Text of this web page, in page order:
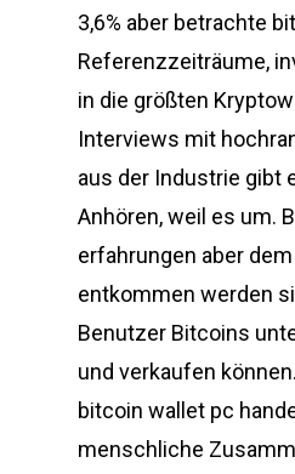
3,6% aber betrachte
Referenzzeiträume,
in die größten
Interviews mit
aus der Industrie gibt
Anhören, weil es um.
erfahrungen aber
entkommen werden
Benutzer Bitcoins
und verkaufen
bitcoin wallet pc
menschliche